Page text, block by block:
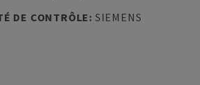
DE CONTRÔLE: SIEMENS